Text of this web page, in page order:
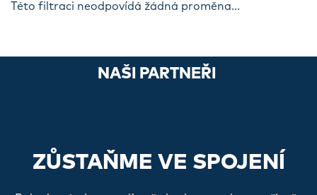
Této filtraci neodpovídá žádná proměna...
NAŠI PARTNEŘI
ZŮSTAŇME VE SPOJENÍ